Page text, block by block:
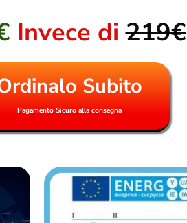
Invece di219€
Subito
Pagamento Sicuro alla consegna